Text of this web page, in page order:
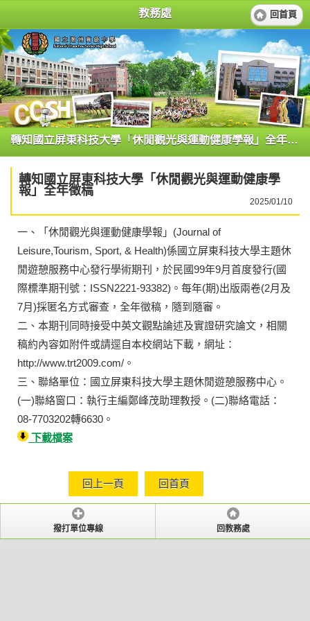
教務處 回首頁
轉知國立屏東科技大學「休閒觀光與運動健康學報」全年徵稿
轉知國立屏東科技大學「休閒觀光與運動健康學
報」全年徵稿
2025/01/10
一、「休閒觀光與運動健康學報」(Journal of
Leisure,Tourism, Sport, & Health)係國立屏東科技大學主題休
閒遊憩服務中心發行學術期刊，於民國99年9月首度發行(國
際標準期刊號：ISSN2221-93382)。每年(期)出版兩卷(2月及
7月)採匿名方式審查，全年徵稿，隨到隨審。
二、本期刊同時接受中英文觀點論述及實證研究論文，相關
稿約內容如附件或請逕自本校網站下載，網址：
http://www.trt2009.com/。
三、聯絡單位：國立屏東科技大學主題休閒遊憩服務中心。
(一)聯絡窗口：執行主編鄭峰茂助理教授。(二)聯絡電話：
08-7703202轉6630。
下載檔案
回上一頁 回首頁
撥打單位專線 回教務處